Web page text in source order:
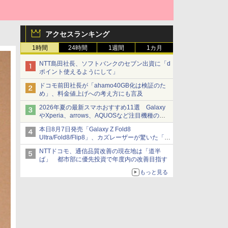
アクセスランキング
1時間 24時間 1週間 1カ月
NTT島田社長、ソフトバンクのセブン出資に「d
ポイント使えるようにして」
ドコモ前田社長が「ahamo40GB化は検証のた
め」、料金値上げへの考え方にも言及
2026年夏の最新スマホおすすめ11選 Galaxy
やXperia、arrows、AQUOSなど注目機種の特
徴は
本日8月7日発売「Galaxy Z Fold8
Ultra/Fold8/Flip8」、カズレーザーが驚いた「そ
ば屋のメニュー並みの薄さ」
NTTドコモ、通信品質改善の現在地は「道半
ば」 都市部に優先投資で年度内の改善目指す
もっと見る